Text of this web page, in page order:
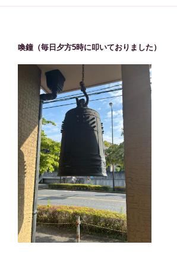
喚鐘（毎日夕方5時に叩いておりました）